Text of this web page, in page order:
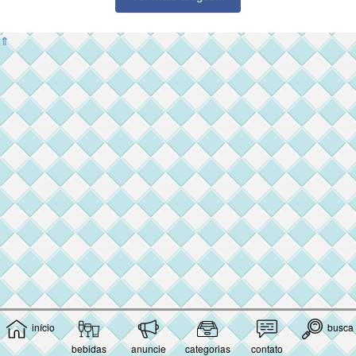
início
bebidas
anuncie categorias contato
busca
⇑